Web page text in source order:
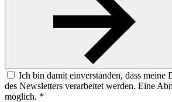
Ich bin damit einverstanden, dass meine
des Newsletters verarbeitet werden. Eine
möglich. *